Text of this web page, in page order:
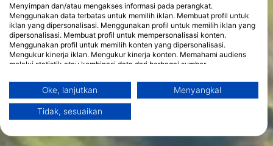
Menyimpan dan/atau mengakses informasi pada perangkat.
Menggunakan data terbatas untuk memilih iklan. Membuat profil untuk
iklan yang dipersonalisasi. Menggunakan profil untuk memilih iklan yang
dipersonalisasi. Membuat profil untuk mempersonalisasi konten.
Menggunakan profil untuk memilih konten yang dipersonalisasi.
Mengukur kinerja iklan. Mengukur kinerja konten. Memahami audiens
melalui statistik atau kombinasi data dari berbagai sumber.
terbatas untuk memilih konten.
Informasi tambahan mengenai penggunaan data oleh Google dapat
ditemukan di sini: https://business.safety.google/privacy/
Data dapat dibagikan ke luar Uni Eropa dan dikirim ke AS.
Oke, lanjutkan Menyangkal
Tidak, sesuaikan